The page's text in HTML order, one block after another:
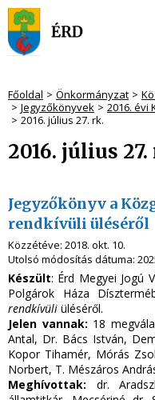
Főoldal Önkormányzat
Jegyzőkönyvek
2016. évi
2016. július 27. rk.
2016. július 27.
Jegyzőkönyv a
rendkívüli üléséről
Közzétéve: 2018. okt. 10.
Utolsó módosítás dátuma:
Készült: Érd Megyei Jogú
Polgárok Háza
rendkívüli üléséről.
Jelen vannak: 18
Antal, Dr. Bács István,
Kopor Tihamér, Mórás
Norbert, T. Mészáros
Meghívottak: dr.